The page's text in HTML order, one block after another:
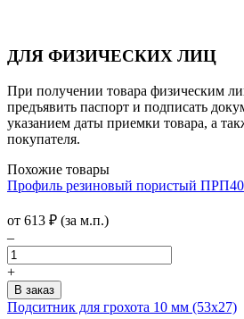
ДЛЯ ФИЗИЧЕСКИХ ЛИЦ
При получении товара физическим
предъявить паспорт и подписать
указанием даты приемки товара, а
покупателя.
Похожие товары
Профиль резиновый пористый
от 613 ₽ (за м.п.)
–
+
Подситник для грохота 10 мм (53х27)